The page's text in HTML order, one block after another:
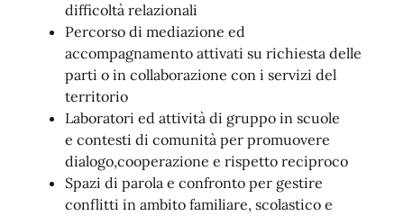
difficoltà relazionali
Percorso di mediazione ed
accompagnamento attivati su richiesta delle
parti o in collaborazione con i servizi del
territorio
Laboratori ed attività di gruppo in scuole
e contesti di comunità per promuovere
dialogo,cooperazione e rispetto reciproco
Spazi di parola e confronto per gestire
conflitti in ambito familiare, scolastico e